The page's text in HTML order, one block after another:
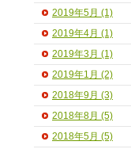
2019年5月 (1)
2019年4月 (1)
2019年3月 (1)
2019年1月 (2)
2018年9月 (3)
2018年8月 (5)
2018年5月 (5)